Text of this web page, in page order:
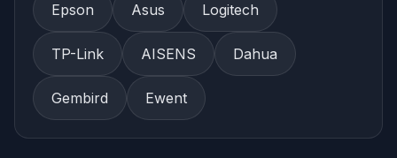
Epson Asus Logitech
TP-Link AISENS Dahua
Gembird Ewent